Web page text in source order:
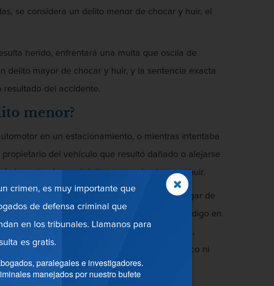
se considera un delito menor de chocar y huir, el
herido, enfrentará una multa que oscila de
delito mayor de chocar y huir, y la sentencia exacta
resultado del accidente.
menor?
en un estacionamiento, o mientras intentaba
del vehículo que resultó dañado o alejarse
incurriendo en el delito menor de chocar y huir.
Esta sección tipifica como delito huir del lugar de
vehículos o bienes. En este sentido, el Código en
resulte sólo en daños a cualquier propiedad,
estando seguro de no obstaculizar el tráfico ni
crimen, es muy importante que
de defensa criminal que
en los tribunales. Llamanos para
es gratis.
paralegales e investigadores.
manejados por nuestro bufete